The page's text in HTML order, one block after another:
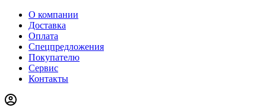
О компании
Доставка
Оплата
Спецпредложения
Покупателю
Сервис
Контакты